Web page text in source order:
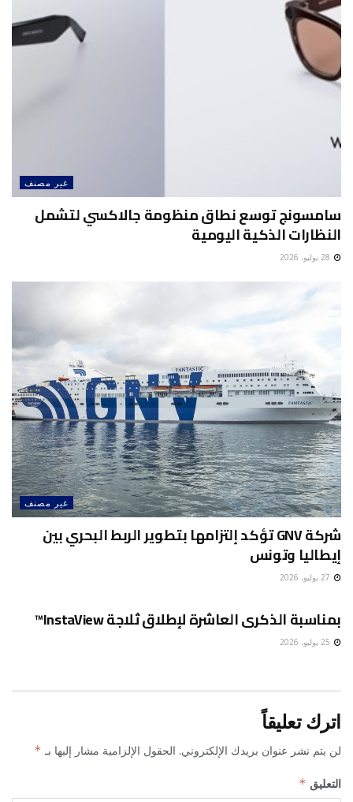
غير مصنف
سامسونج توسع نطاق منظومة جالاكسي لتشمل
النظارات الذكية اليومية
غير مصنف
شركة GNV تؤكد إلتزامها بتطوير الربط البحري بين
إيطاليا وتونس
بمناسبة الذكرى العاشرة لإطلاق ثلاجة InstaView™
اترك تعليقاً
لن يتم نشر عنوان بريدك الإلكتروني. الحقول الإلزامية مشار إليها بـ *
التعليق *